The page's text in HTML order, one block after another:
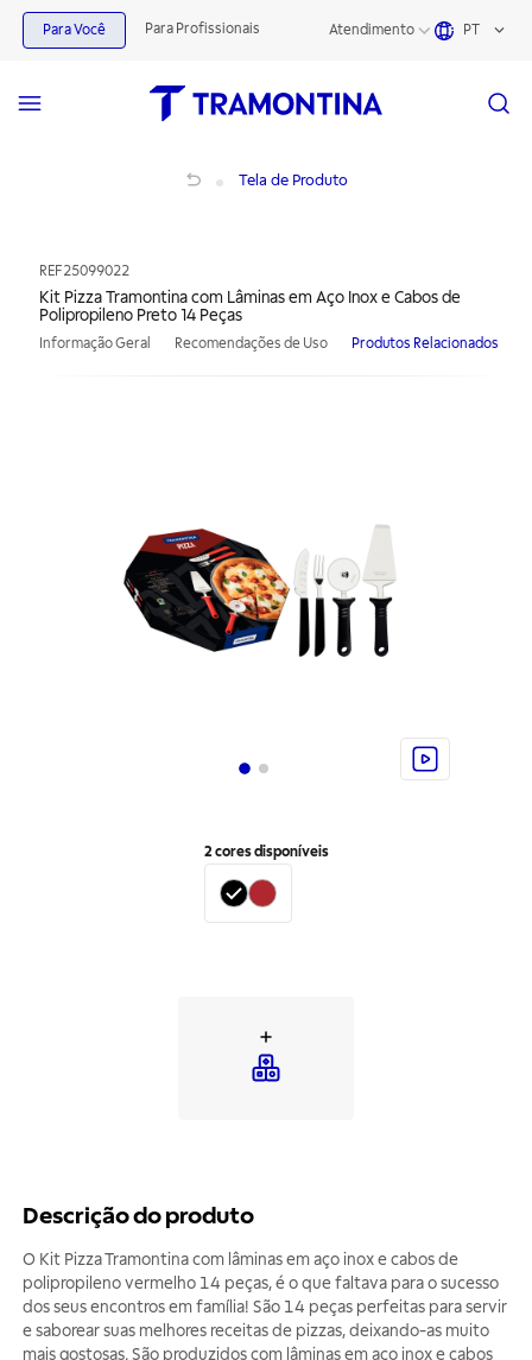
Para Você Para Profissionais Atendimento PT
Tela de Produto
REF25099022
Kit Pizza Tramontina com Lâminas em Aço Inox e Cabos de
Polipropileno Preto 14 Peças
Informação Geral Recomendações de Uso Produtos Relacionados
2cores disponíveis
Descrição do produto
O Kit Pizza Tramontina com lâminas em aço inox e cabos de
polipropileno vermelho 14 peças, é o que faltava para o sucesso
dos seus encontros em família! São 14 peças perfeitas para servir
e saborear suas melhores receitas de pizzas, deixando-as muito
mais gostosas. São produzidos com lâminas em aço inox e cabos